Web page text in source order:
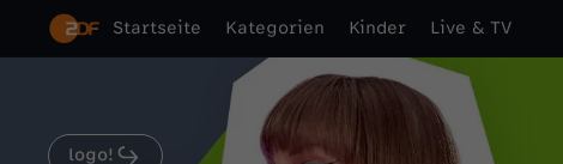
Startseite Kategorien Kinder Live & TV
logo!